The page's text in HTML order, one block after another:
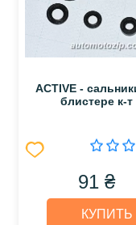
ACTIVE -
блистере к-т
91 ₴
КУПИТЬ